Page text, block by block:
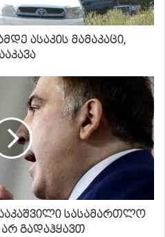
ასაკის მამაკაცი,
სასამართლო
გადაჰყავთ